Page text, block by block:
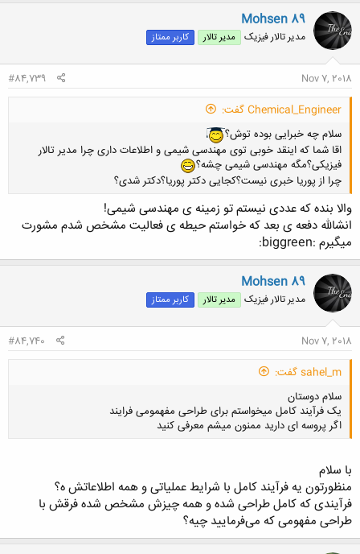
Mohsen 89
مدیر تالار فیزیک مدیر تالار کاربر ممتاز
Nov 7, 2018
#84,739
Chemical_Engineer گفت:
سلام چه خبرایی بوده توش؟
اقا شما که اینقد خوبی توی مهندسی شیمی و اطلاعات داری چرا مدیر تالار
فیزیکی؟مگه مهندسی شیمی چشه؟
چرا از پوریا خبری نیست؟کجایی دکتر پوریا؟دکتر شدی؟
والا بنده که عددی نیستم تو زمینه ی مهندسی شیمی!
انشالله دفعه ی بعد که خواستم حیطه ی فعالیت مشخص شدم مشورت
میگیرم :biggreen:
Mohsen 89
مدیر تالار فیزیک مدیر تالار کاربر ممتاز
Nov 7, 2018
#84,740
sahel_m گفت:
سلام دوستان
یک فرآیند کامل میخواستم برای طراحی مفهمومی فرایند
اگر پروسه ای دارید ممنون میشم معرفی کنید
کلیک کنید تا باز شود...
با سلام
منظورتون یه فرآیند کامل با شرایط عملیاتی و همه اطلاعاتش ه؟
فرآیندی که کامل طراحی شده و همه چیزش مشخص شده فرقش با
طراحی مفهومی که می‌فرمایید چیه؟